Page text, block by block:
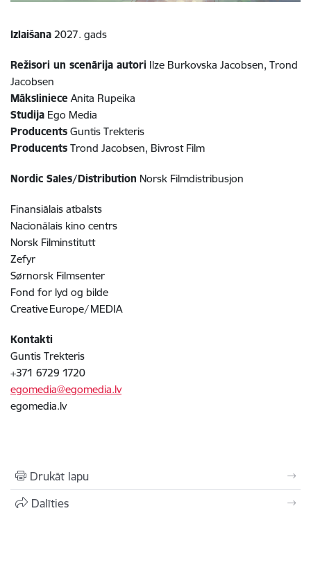
Izlaišana 2027. gads
Režisori un scenārija autori Ilze Burkovska Jacobsen, Trond
Jacobsen
Māksliniece Anita Rupeika
Studija Ego Media
Producents Guntis Trekteris
Producents Trond Jacobsen, Bivrost Film
Nordic Sales/Distribution Norsk Filmdistribusjon
Finansiālais atbalsts
Nacionālais kino centrs
Norsk Filminstitutt
Zefyr
Sørnorsk Filmsenter
Fond for lyd og bilde
Creative Europe/ MEDIA
Kontakti
Guntis Trekteris
+371 6729 1720
egomedia@egomedia.lv
egomedia.lv
Drukāt lapu
Dalīties